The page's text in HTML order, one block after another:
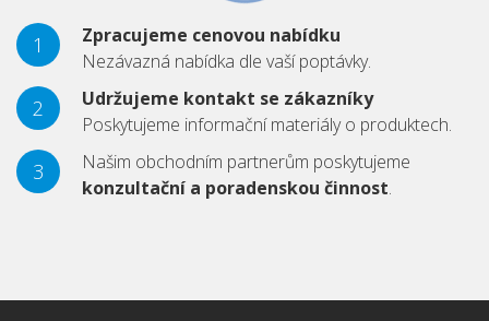
1
Zpracujeme cenovou nabídku
Nezávazná nabídka dle vaší poptávky.
2
Udržujeme kontakt se zákazníky
Poskytujeme informační materiály o produktech.
3
Našim obchodním partnerům poskytujeme
konzultační a poradenskou činnost.